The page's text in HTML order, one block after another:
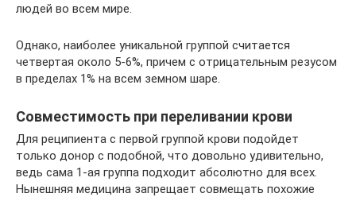
людей во всем мире.
Однако, наиболее уникальной группой считается
четвертая около 5-6%, причем с отрицательным резусом
в пределах 1% на всем земном шаре.
Совместимость при переливании крови
Для реципиента с первой группой крови подойдет
только донор с подобной, что довольно удивительно,
ведь сама 1-ая группа подходит абсолютно для всех.
Нынешняя медицина запрещает совмещать похожие